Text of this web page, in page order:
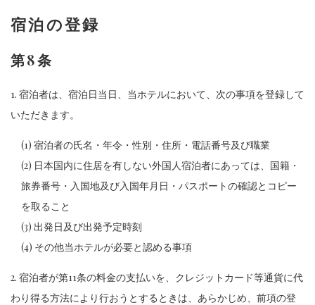
宿泊の登録
第8条
1. 宿泊者は、宿泊日当日、当ホテルにおいて、次の事項を登録して
いただきます。
(1) 宿泊者の氏名・年令・性別・住所・電話番号及び職業
(2) 日本国内に住居を有しない外国人宿泊者にあっては、国籍・
旅券番号・入国地及び入国年月日・パスポートの確認とコピー
を取ること
(3) 出発日及び出発予定時刻
(4) その他当ホテルが必要と認める事項
2. 宿泊者が第11条の料金の支払いを、クレジットカード等通貨に代
わり得る方法により行おうとするときは、あらかじめ、前項の登